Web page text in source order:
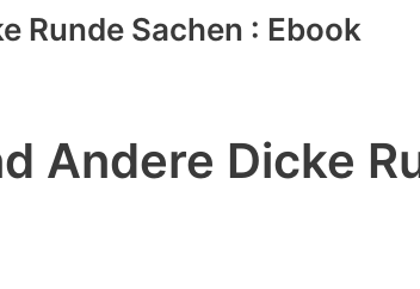
Runde Sachen : Ebook
Andere Dicke